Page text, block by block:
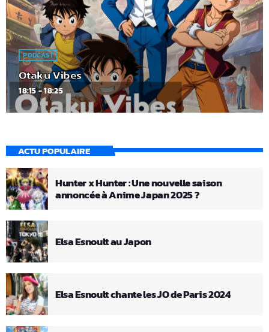
PODCAST
Otaku Vibes
18:15 - 18:25
ACTU POPULAIRE
Hunter x Hunter : Une nouvelle saison
annoncée à Anime Japan 2025 ?
Elsa Esnoult au Japon
Elsa Esnoult chante les JO de Paris 2024